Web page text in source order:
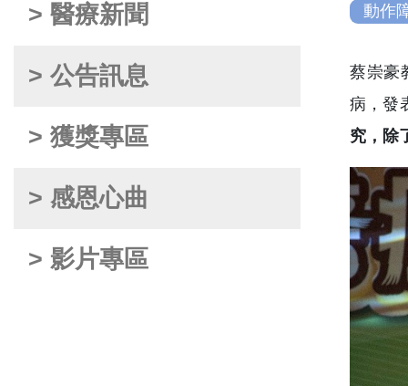
> 醫療新聞
> 公告訊息
> 獲獎專區
> 感恩心曲
> 影片專區
動作
蔡崇豪
病，發
究，除